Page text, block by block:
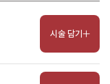
시술 담기